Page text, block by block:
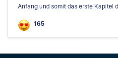
Anfang und somit das erste Kapitel
165